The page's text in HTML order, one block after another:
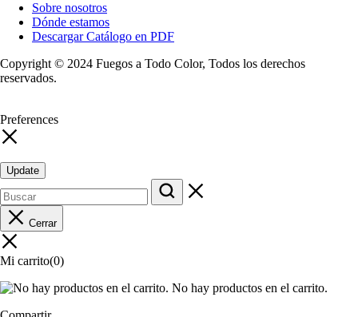
Sobre nosotros
Dónde estamos
Descargar Catálogo en PDF
Copyright © 2024 Fuegos a Todo Color, Todos los derechos
reservados.
Preferences
Update
Cerrar
Mi carrito(0)
No hay productos en el carrito.